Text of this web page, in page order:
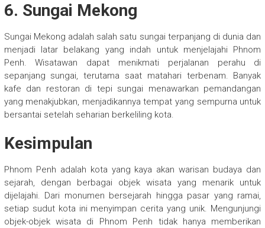
6. Sungai Mekong
Sungai Mekong adalah salah satu sungai terpanjang di dunia dan
menjadi latar belakang yang indah untuk menjelajahi Phnom
Penh. Wisatawan dapat menikmati perjalanan perahu di
sepanjang sungai, terutama saat matahari terbenam. Banyak
kafe dan restoran di tepi sungai menawarkan pemandangan
yang menakjubkan, menjadikannya tempat yang sempurna untuk
bersantai setelah seharian berkeliling kota.
Kesimpulan
Phnom Penh adalah kota yang kaya akan warisan budaya dan
sejarah, dengan berbagai objek wisata yang menarik untuk
dijelajahi. Dari monumen bersejarah hingga pasar yang ramai,
setiap sudut kota ini menyimpan cerita yang unik. Mengunjungi
objek-objek wisata di Phnom Penh tidak hanya memberikan